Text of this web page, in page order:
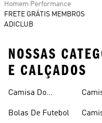
Homem Performance
FRETE GRÁTIS MEMBROS
ADICLUB
NOSSAS
E CALÇADOS
Camisa Do
Bolas De Futebol